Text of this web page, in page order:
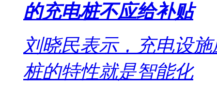
的充电桩不应给补贴
刘晓民表示，充电设
桩的特性就是智能化